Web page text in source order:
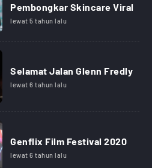
Pembongkar Skincare Viral
lewat 5 tahun lalu
Selamat Jalan Glenn Fredly
lewat 6 tahun lalu
Genflix Film Festival 2020
lewat 6 tahun lalu